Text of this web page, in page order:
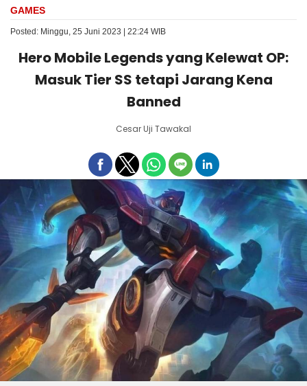
GAMES
Posted: Minggu, 25 Juni 2023 | 22:24 WIB
Hero Mobile Legends yang Kelewat OP:
Masuk Tier SS tetapi Jarang Kena
Banned
Cesar Uji Tawakal